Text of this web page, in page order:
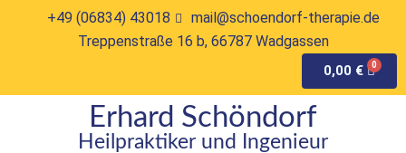
+49 (06834) 43018
mail@schoendorf-therapie.de
Treppenstraße 16 b, 66787 Wadgassen
0,00 €
Erhard Schöndorf
Heilpraktiker und Ingenieur